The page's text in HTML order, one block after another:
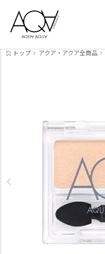
トップ アクア・アクア全商品